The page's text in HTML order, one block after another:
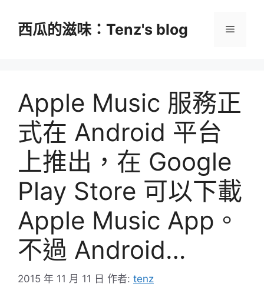
西瓜的滋味：Tenz's blog 選
Apple Music 服務正
式在 Android 平台
上推出，在 Google
Play Store 可以下載
Apple Music App。
不過 Android…
2015 年 11 月 11 日 作者: tenz